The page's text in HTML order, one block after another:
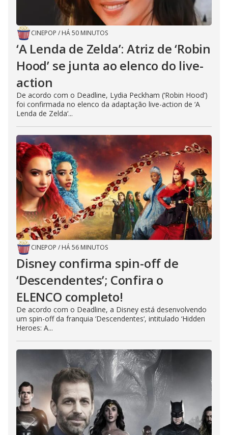
CINEPOP / HÁ 50 MINUTOS
‘A Lenda de Zelda’: Atriz de ‘Robin
Hood’ se junta ao elenco do live-
action
De acordo com o Deadline, Lydia Peckham (‘Robin Hood’)
foi confirmada no elenco da adaptação live-action de ‘A
Lenda de Zelda‘...
CINEPOP / HÁ 56 MINUTOS
Disney confirma spin-off de
‘Descendentes’; Confira o
ELENCO completo!
De acordo com o Deadline, a Disney está desenvolvendo
um spin-off da franquia ‘Descendentes‘, intitulado ‘Hidden
Heroes: A...